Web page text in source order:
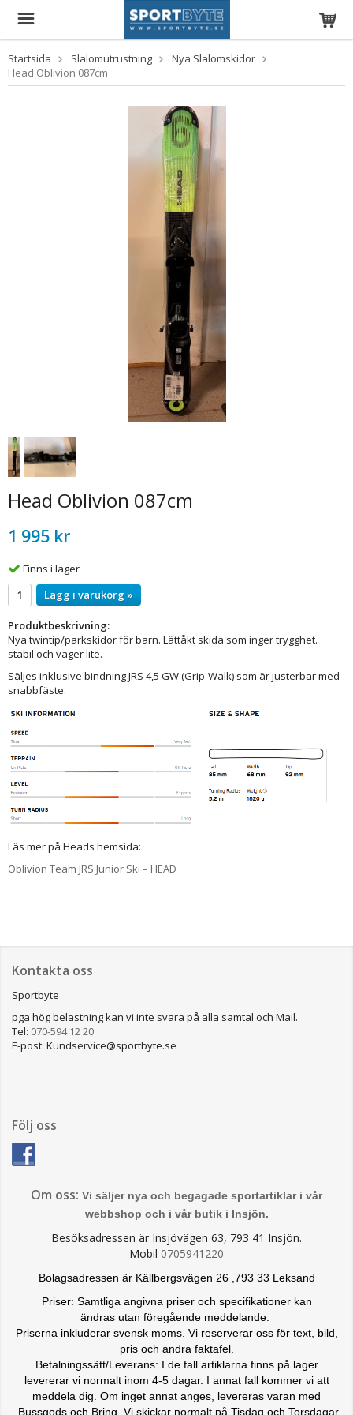
Startsida Slalomutrustning
Nya Slalomskidor
Head Oblivion 087cm
Head Oblivion 087cm
1 995 kr
Finns i lager
Lägg i varukorg »
Produktbeskrivning:
Nya twintip/parkskidor för barn. Lättåkt skida som inger trygghet.
stabil och väger lite.
Säljes inklusive bindning JRS 4,5 GW (Grip-Walk) som är justerbar med
snabbfäste.
Läs mer på Heads hemsida:
Oblivion Team JRS Junior Ski – HEAD
Kontakta oss
Sportbyte
pga hög belastning kan vi inte svara på alla samtal och Mail.
Tel: 070-594 12 20
E-post: Kundservice@sportbyte.se
Följ oss
Om oss: Vi säljer nya och begagade sportartiklar i vår
webbshop och i vår butik i Insjön.
Besöksadressen är Insjövägen 63, 793 41 Insjön.
Mobil 0705941220
Bolagsadressen är Källbergsvägen 26 ,793 33 Leksand
Priser: Samtliga angivna priser och specifikationer kan
ändras utan föregående meddelande.
Priserna inkluderar svensk moms. Vi reserverar oss för text, bild,
pris och andra faktafel.
Betalningssätt/Leverans: I de fall artiklarna finns på lager
levererar vi normalt inom 4-5 dagar. I annat fall kommer vi att
meddela dig. Om inget annat anges, levereras varan med
Bussgods och Bring. Vi skickar normalt på Tisdag och Torsdagar